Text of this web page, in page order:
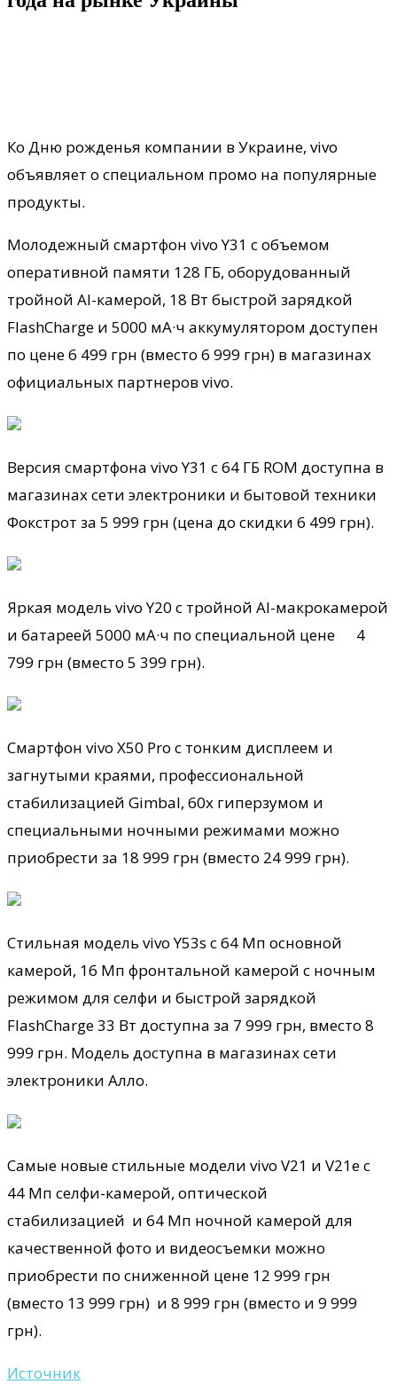
Ко Дню рожденья компании в Украине, vivo
объявляет о специальном промо на популярные
продукты.
Молодежный смартфон vivo Y31 с объемом
оперативной памяти 128 ГБ, оборудованный
тройной AI-камерой, 18 Вт быстрой зарядкой
FlashCharge и 5000 мА·ч аккумулятором доступен
по цене 6 499 грн (вместо 6 999 грн) в магазинах
официальных партнеров vivo.
Версия смартфона vivo Y31 с 64 ГБ ROM доступна в
магазинах сети электроники и бытовой техники
Фокстрот за 5 999 грн (цена до скидки 6 499 грн).
Яркая модель vivo Y20 с тройной AI-макрокамерой
и батареей 5000 мА·ч по специальной цене 4
799 грн (вместо 5 399 грн).
Смартфон vivo X50 Pro с тонким дисплеем и
загнутыми краями, профессиональной
стабилизацией Gimbal, 60x гиперзумом и
специальными ночными режимами можно
приобрести за 18 999 грн (вместо 24 999 грн).
Стильная модель vivo Y53s с 64 Мп основной
камерой, 16 Мп фронтальной камерой с ночным
режимом для селфи и быстрой зарядкой
FlashCharge 33 Вт доступна за 7 999 грн, вместо 8
999 грн. Модель доступна в магазинах сети
электроники Алло.
Самые новые стильные модели vivo V21 и V21e с
44 Мп селфи-камерой, оптической
стабилизацией и 64 Мп ночной камерой для
качественной фото и видеосъемки можно
приобрести по сниженной цене 12 999 грн
(вместо 13 999 грн) и 8 999 грн (вместо и 9 999
грн).
Источник